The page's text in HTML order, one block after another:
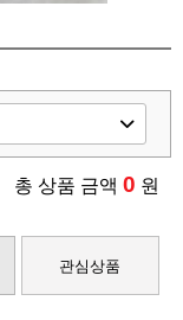
총 상품 금액 0 원
관심상품